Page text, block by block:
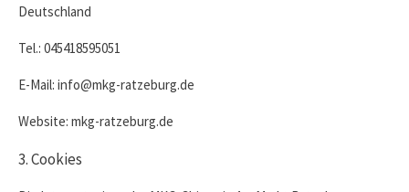
Deutschland
Tel.: 045418595051
E-Mail: info@mkg-ratzeburg.de
Website: mkg-ratzeburg.de
3. Cookies